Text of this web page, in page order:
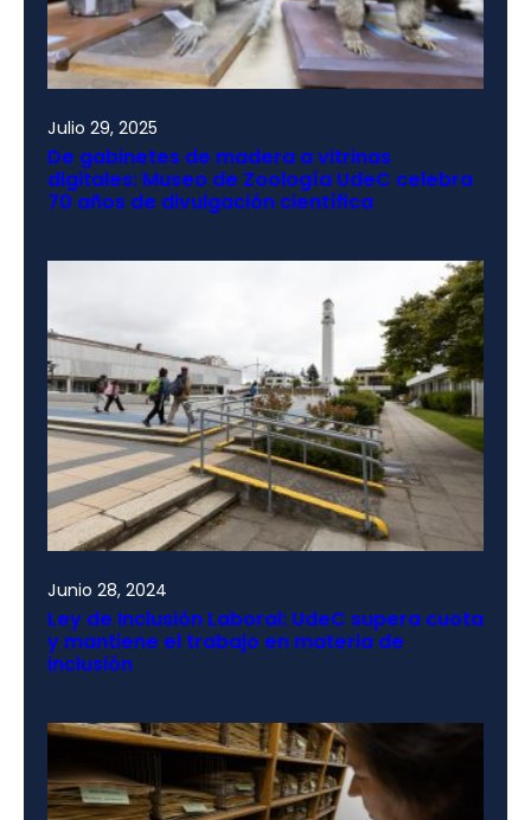
Julio 29, 2025
De gabinetes de madera a vitrinas
digitales: Museo de Zoología UdeC celebra
70 años de divulgación científica
Junio 28, 2024
Ley de Inclusión Laboral: UdeC supera cuota
y mantiene el trabajo en materia de
inclusión